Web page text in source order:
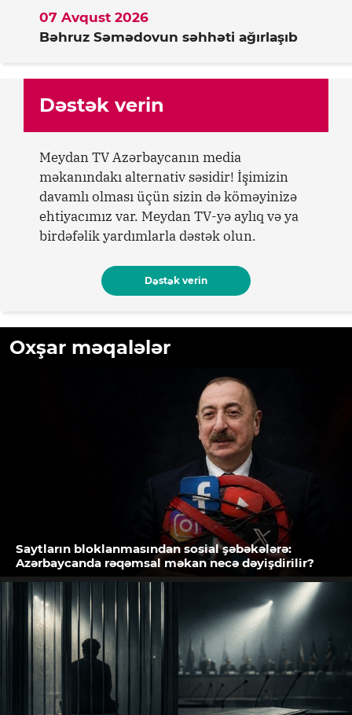
Bəhruz Səmədovun səhhəti ağırlaşıb
07 Avqust 2026
Dəstək verin
Meydan TV Azərbaycanın media
məkanındakı alternativ səsidir! İşimizin
davamlı olması üçün sizin də köməyinizə
ehtiyacımız var. Meydan TV-yə aylıq və ya
birdəfəlik yardımlarla dəstək olun.
Dəstək verin
Oxşar məqalələr
Saytların bloklanmasından sosial şəbəkələrə:
Azərbaycanda rəqəmsal məkan necə dəyişdirilir?